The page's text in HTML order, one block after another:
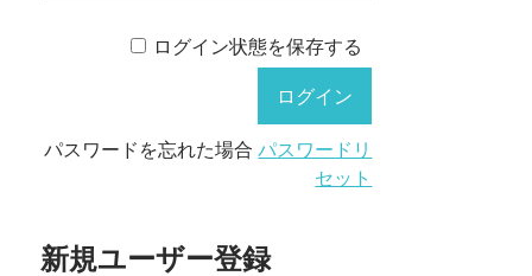
ログイン状態を保存する
パスワードを忘れた場合パスワードリ
セット
新規ユーザー登録